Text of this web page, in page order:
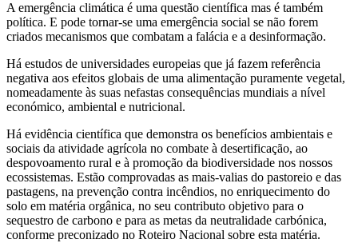
A emergência climática é uma questão científica mas é também
política. E pode tornar-se uma emergência social se não forem
criados mecanismos que combatam a falácia e a desinformação.
Há estudos de universidades europeias que já fazem referência
negativa aos efeitos globais de uma alimentação puramente vegetal,
nomeadamente às suas nefastas consequências mundiais a nível
económico, ambiental e nutricional.
Há evidência científica que demonstra os benefícios ambientais e
sociais da atividade agrícola no combate à desertificação, ao
despovoamento rural e à promoção da biodiversidade nos nossos
ecossistemas. Estão comprovadas as mais-valias do pastoreio e das
pastagens, na prevenção contra incêndios, no enriquecimento do
solo em matéria orgânica, no seu contributo objetivo para o
sequestro de carbono e para as metas da neutralidade carbónica,
conforme preconizado no Roteiro Nacional sobre esta matéria.